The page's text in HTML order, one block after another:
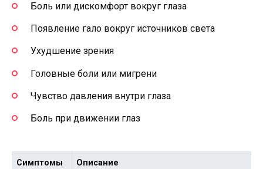
Боль или дискомфорт вокруг глаза
Появление гало вокруг источников света
Ухудшение зрения
Головные боли или мигрени
Чувство давления внутри глаза
Боль при движении глаз
Симптомы Описание